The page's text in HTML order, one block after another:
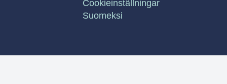
Cookieinställningar
Suomeksi